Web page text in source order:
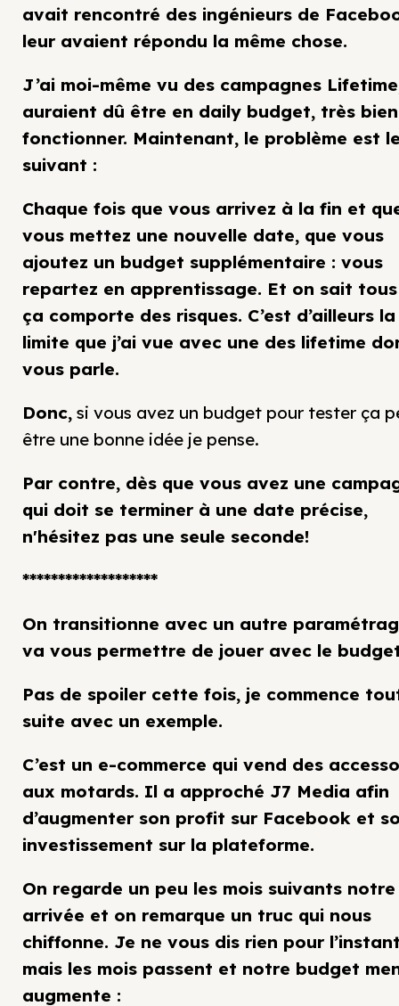
avait rencontré des ingénieurs de
leur avaient répondu la même chose.
J’ai moi-même vu des campagnes
auraient dû être en daily budget, très bien
fonctionner. Maintenant, le problème est
suivant :
Chaque fois que vous arrivez à la fin et
vous mettez une nouvelle date, que vous
ajoutez un budget supplémentaire : vous
repartez en apprentissage. Et on sait
ça comporte des risques. C’est d’ailleurs la
limite que j’ai vue avec une des lifetime
vous parle.
Donc, si vous avez un budget pour tester ça
être une bonne idée je pense.
Par contre, dès que vous avez une
qui doit se terminer à une date précise,
n'hésitez pas une seule seconde!
*******************
On transitionne avec un autre
va vous permettre de jouer avec le
Pas de spoiler cette fois, je commence
suite avec un exemple.
C’est un e-commerce qui vend des
aux motards. Il a approché J7 Media afin
d’augmenter son profit sur Facebook et
investissement sur la plateforme.
On regarde un peu les mois suivants notre
arrivée et on remarque un truc qui nous
chiffonne. Je ne vous dis rien pour
mais les mois passent et notre budget
augmente :